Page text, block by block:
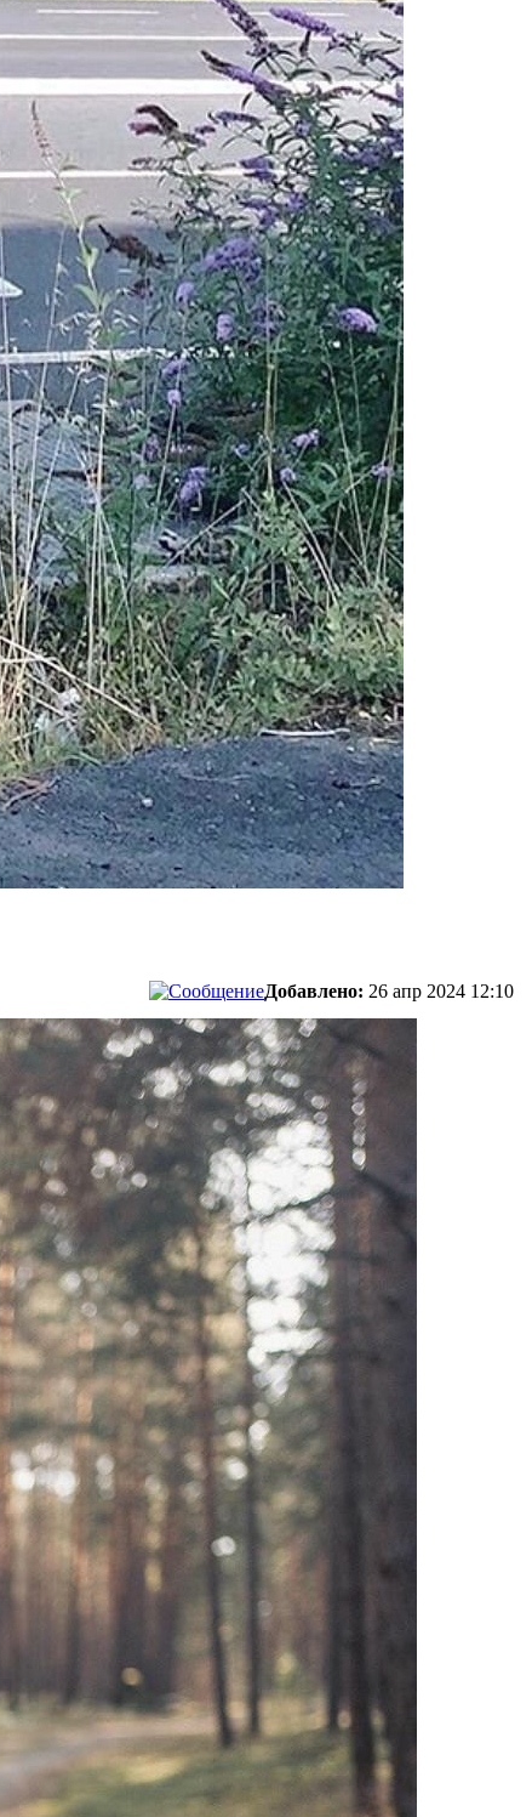
Добавлено: 26 апр 2024 12:10